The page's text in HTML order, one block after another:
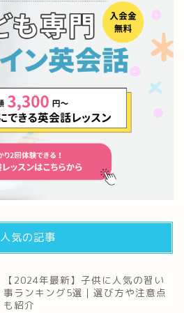
人気の記事
【2024年最新】子供に人気の習い
事ランキング5選｜選び方や注意点
も紹介